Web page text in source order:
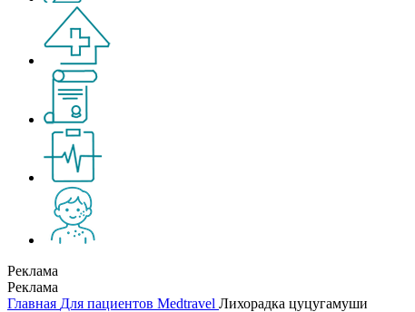
Реклама
Реклама
Главная Для пациентов Medtravel Лихорадка цуцугамуши